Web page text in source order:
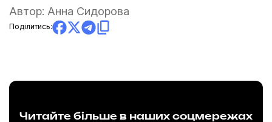
Автор: Анна Сидорова
Поділитись:
Читайте більше в наших соцмережах